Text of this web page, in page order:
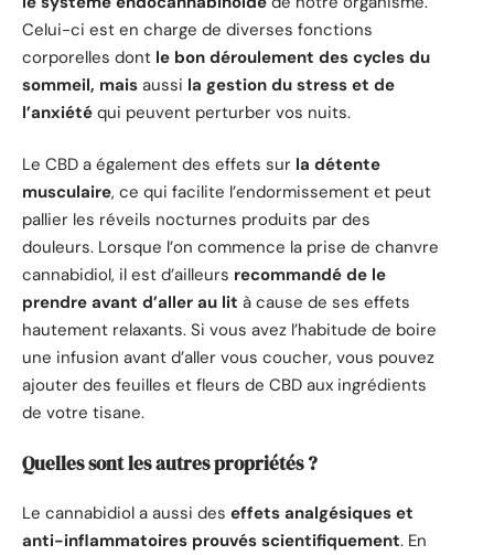
Celui-ci est en charge de diverses fonctions
corporelles dont le bon déroulement des cycles du
sommeil, mais aussi la gestion du stress et de
l’anxiété qui peuvent perturber vos nuits.
Le CBD a également des effets sur la détente
musculaire, ce qui facilite l’endormissement et peut
pallier les réveils nocturnes produits par des
douleurs. Lorsque l’on commence la prise de chanvre
cannabidiol, il est d’ailleurs recommandé de le
prendre avant d’aller au lit à cause de ses effets
hautement relaxants. Si vous avez l’habitude de boire
une infusion avant d’aller vous coucher, vous pouvez
ajouter des feuilles et fleurs de CBD aux ingrédients
de votre tisane.
Quelles sont les autres propriétés ?
Le cannabidiol a aussi des effets analgésiques et
anti-inflammatoires prouvés scientifiquement. En